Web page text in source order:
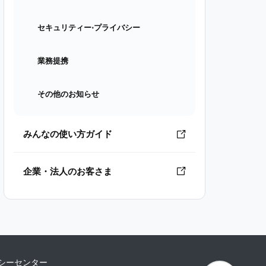
セキュリティー⋅プライバシー
業務提携
その他のお知らせ
みんなの使い方ガイド
企業・法人のお客さま
ーセンター